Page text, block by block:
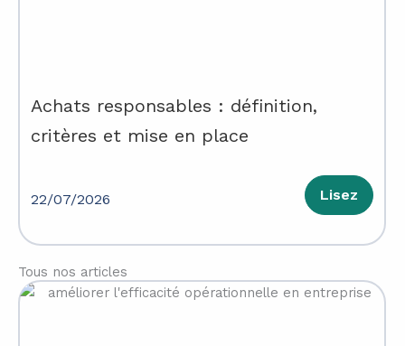
Achats responsables : définition,
critères et mise en place
22/07/2026 Lisez
Tous nos articles